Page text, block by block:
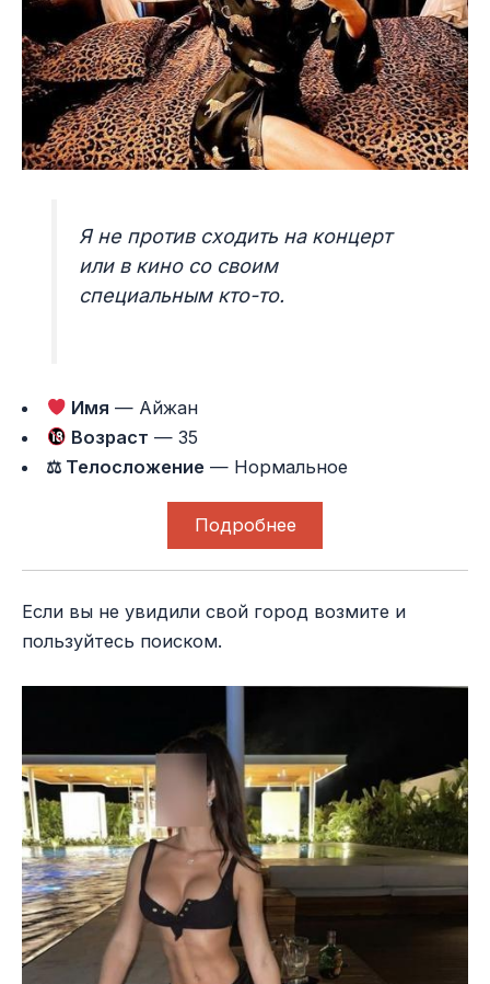
Я не против сходить на концерт
или в кино со своим
специальным кто-то.
Имя — Айжан
Возраст — 35
⚖ Телосложение — Нормальное
Подробнее
Если вы не увидили свой город возмите и
пользуйтесь поиском.